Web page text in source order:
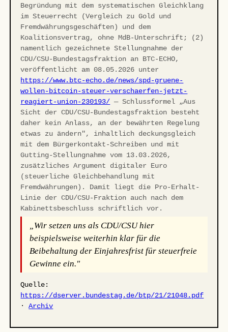
Begründung mit dem systematischen Gleichklang
im Steuerrecht (Vergleich zu Gold und
Fremdwährungsgeschäften) und dem
Koalitionsvertrag, ohne MdB-Unterschrift; (2)
namentlich gezeichnete Stellungnahme der
CDU/CSU-Bundestagsfraktion an BTC-ECHO,
veröffentlicht am 08.05.2026 unter
https://www.btc-echo.de/news/spd-gruene-
wollen-bitcoin-steuer-verschaerfen-jetzt-
reagiert-union-230193/ — Schlussformel „Aus
Sicht der CDU/CSU-Bundestagsfraktion besteht
daher kein Anlass, an der bewährten Regelung
etwas zu ändern", inhaltlich deckungsgleich
mit dem Bürgerkontakt-Schreiben und mit
Gutting-Stellungnahme vom 13.03.2026,
zusätzliches Argument digitaler Euro
(steuerliche Gleichbehandlung mit
Fremdwährungen). Damit liegt die Pro-Erhalt-
Linie der CDU/CSU-Fraktion auch nach dem
Kabinettsbeschluss schriftlich vor.
„Wir setzen uns als CDU/CSU hier
beispielsweise weiterhin klar für die
Beibehaltung der Einjahresfrist für steuerfreie
Gewinne ein."
Quelle:
https://dserver.bundestag.de/btp/21/21048.pdf
·Archiv